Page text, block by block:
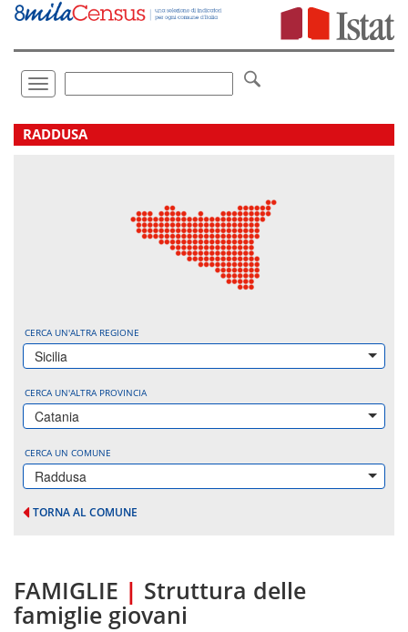
Vai
direttamente
Toggle
navigation
.
RADDUSA
CERCA UN'ALTRA REGIONE
Sicilia
CERCA UN'ALTRA PROVINCIA
Catania
CERCA UN COMUNE
Raddusa
TORNA AL COMUNE
FAMIGLIE | Struttura delle
famiglie giovani